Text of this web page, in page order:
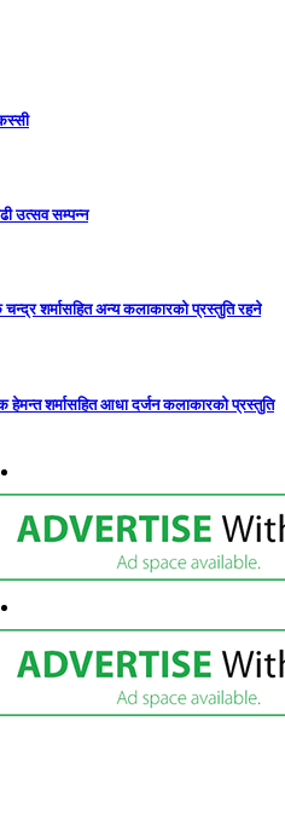
उत्सव सम्पन्न
चन्द्र शर्मासहित अन्य कलाकारको प्रस्तुति रहने
हेमन्त शर्मासहित आधा दर्जन कलाकारको प्रस्तुति